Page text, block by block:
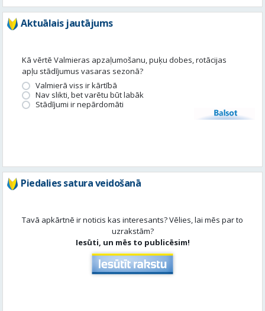
Aktuālais jautājums
Kā vērtē Valmieras apzaļumošanu, puķu dobes, rotācijas
apļu stādījumus vasaras sezonā?
Valmierā viss ir kārtībā
Nav slikti, bet varētu būt labāk
Stādījumi ir nepārdomāti
Balsot
Piedalies satura veidošanā
Tavā apkārtnē ir noticis kas interesants? Vēlies, lai mēs par to
uzrakstām?
Iesūti, un mēs to publicēsim!